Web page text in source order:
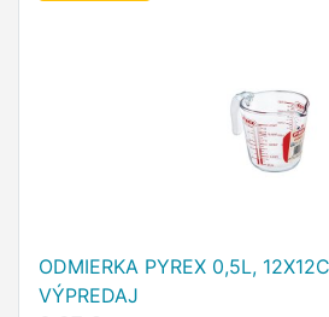
ODMIERKA PYREX 0,5L,
VÝPREDAJ